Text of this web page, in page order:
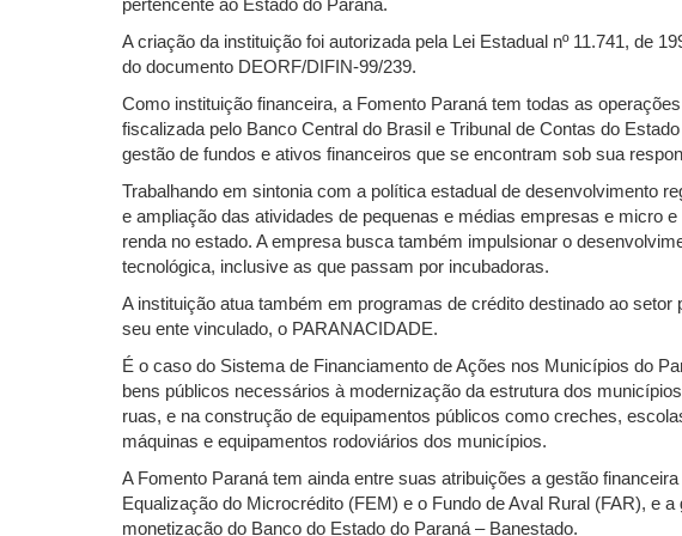
pertencente ao Estado do Paraná.
A criação da instituição foi autorizada pela Lei Estadual nº 11.741, de
do documento DEORF/DIFIN-99/239.
Como instituição financeira, a Fomento Paraná tem todas as
fiscalizada pelo Banco Central do Brasil e Tribunal de Contas do
gestão de fundos e ativos financeiros que se encontram sob sua
Trabalhando em sintonia com a política estadual de desenvolvimento
e ampliação das atividades de pequenas e médias empresas e micro
renda no estado. A empresa busca também impulsionar o
tecnológica, inclusive as que passam por incubadoras.
A instituição atua também em programas de crédito destinado ao
seu ente vinculado, o PARANACIDADE.
É o caso do Sistema de Financiamento de Ações nos Municípios do
bens públicos necessários à modernização da estrutura dos
ruas, e na construção de equipamentos públicos como creches,
máquinas e equipamentos rodoviários dos municípios.
A Fomento Paraná tem ainda entre suas atribuições a gestão
Equalização do Microcrédito (FEM) e o Fundo de Aval Rural (FAR), e
monetização do Banco do Estado do Paraná – Banestado.